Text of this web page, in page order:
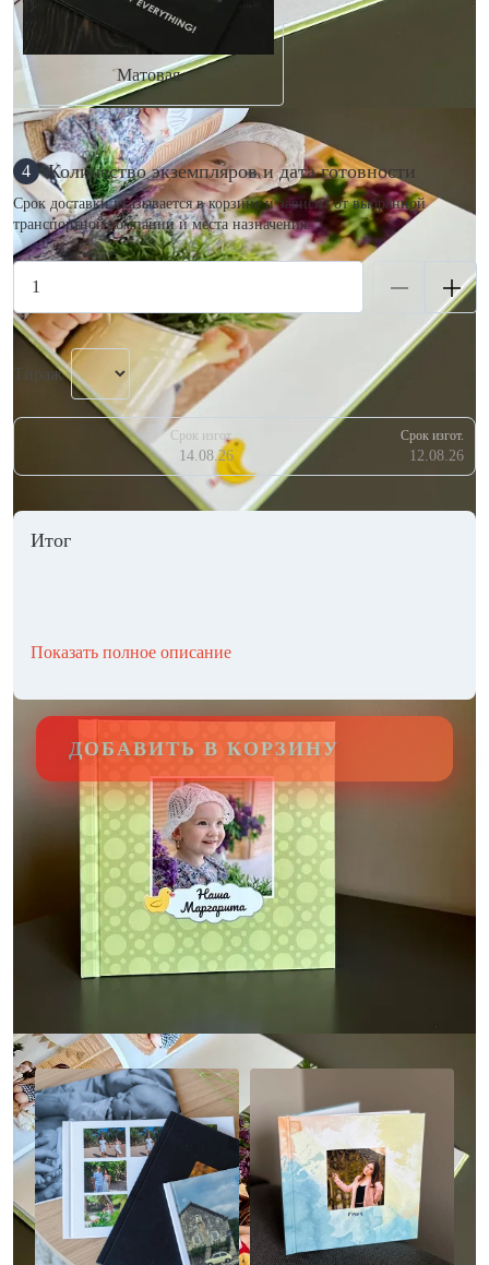
Матовая
4 Количество экземпляров и дата готовности
Срок доставки указывается в корзине и зависит от выбранной
транспортной компании и места назначения.
Тираж
Срок изгот.
14.08.26
Срок изгот.
12.08.26
Итог
Показать полное описание
ДОБАВИТЬ В КОРЗИНУ
Другие стили фотокниг